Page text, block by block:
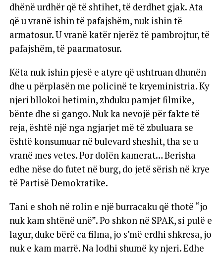
dhënë urdhër që të shtihet, të derdhet gjak. Ata
që u vranë ishin të pafajshëm, nuk ishin të
armatosur. U vranë katër njerëz të pambrojtur, të
pafajshëm, të paarmatosur.
Këta nuk ishin pjesë e atyre që ushtruan dhunën
dhe u përplasën me policinë te kryeministria. Ky
njeri bllokoi hetimin, zhduku pamjet filmike,
bënte dhe si gango. Nuk ka nevojë për fakte të
reja, është një nga ngjarjet më të zbuluara se
është konsumuar në bulevard sheshit, tha se u
vranë mes vetes. Por dolën kamerat… Berisha
edhe nëse do futet në burg, do jetë sërish në krye
të Partisë Demokratike.
Tani e shoh në rolin e një burracaku që thotë “jo
nuk kam shtënë unë”. Po shkon në SPAK, si pulë e
lagur, duke bërë ca filma, jo s’më erdhi shkresa, jo
nuk e kam marrë. Na lodhi shumë ky njeri. Edhe